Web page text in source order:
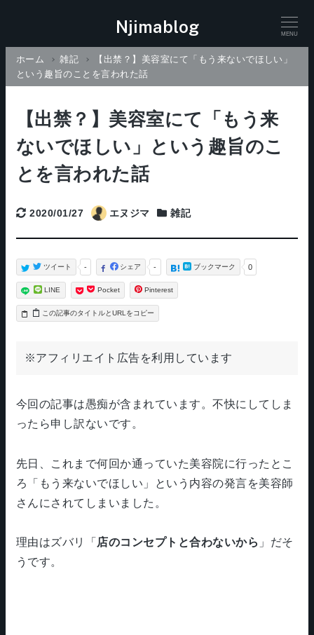
Njimablog MENU
ホーム 雑記
【出禁？】美容室にて「もう来ないでほしい」
という趣旨のことを言われた話
【出禁？】美容室にて「もう来
ないでほしい」という趣旨のこ
とを言われた話
更新日
2020/01/27 エヌジマ
Categories
雑記
-
シェア
-
ツイート 0
ブックマーク
LINE Pocket Pinterest
タイトルとURLをコピー
※アフィリエイト広告を利用しています
今回の記事は愚痴が含まれています。不快にしてしま
ったら申し訳ないです。
先日、これまで何回か通っていた美容院に行ったとこ
ろ「もう来ないでほしい」という内容の発言を美容師
さんにされてしまいました。
理由はズバリ「 店のコンセプトと合わないから 」だそ
うです。